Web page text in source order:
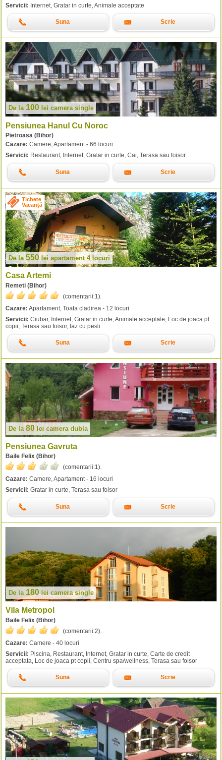
Servicii: Internet, Gratar in curte, Animale acceptate
Suna Scrie
De la 100 lei camera single
Pensiunea Hanul Cu Noroc
Pietroasa (Bihor)
Cazare: Camere, Apartament - 66 locuri
Servicii: Restaurant, Internet, Gratar in curte, Cai, Terasa sau foisor
Suna Scrie
Tichete
Vacanță
De la550 lei apartament 4 locuri
Casa Artemi
Remeti (Bihor)
(comentarii:1).
Cazare: Apartament, Toata cladirea - 12 locuri
Servicii: Ciubar, Internet, Gratar in curte, Animale acceptate, Loc de joaca pt
copii, Terasa sau foisor, Iaz cu pesti
Suna Scrie
De la 80 lei camera dubla
Pensiunea Gavruta
Baile Felix (Bihor)
(comentarii:1).
Cazare: Camere, Apartament - 16 locuri
Servicii: Gratar in curte, Terasa sau foisor
Suna Scrie
De la 180lei camera single
Vila Metropol
Baile Felix (Bihor)
(comentarii:2).
Cazare: Camere - 40 locuri
Servicii: Piscina, Restaurant, Internet, Gratar in curte, Carte de credit
acceptata, Loc de joaca pt copii, Centru spa/wellness, Terasa sau foisor
Suna Scrie